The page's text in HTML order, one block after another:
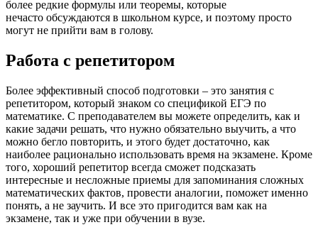
более редкие формулы или теоремы, которые
нечасто обсуждаются в школьном курсе, и поэтому просто
могут не прийти вам в голову.
Работа с репетитором
Более эффективный способ подготовки – это занятия с
репетитором, который знаком со спецификой ЕГЭ по
математике. С преподавателем вы можете определить, как и
какие задачи решать, что нужно обязательно выучить, а что
можно бегло повторить, и этого будет достаточно, как
наиболее рационально использовать время на экзамене. Кроме
того, хороший репетитор всегда сможет подсказать
интересные и несложные приемы для запоминания сложных
математических фактов, провести аналогии, поможет именно
понять, а не заучить. И все это пригодится вам как на
экзамене, так и уже при обучении в вузе.